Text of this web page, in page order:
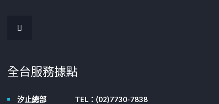
全台服務據點
汐止總部 TEL：(02)7730-7838